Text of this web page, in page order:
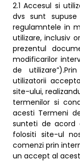
2.1 Accesul si
dvs sunt
regulamntele in
utilizare, inclusiv
prezentul
modificarilor
de
utilizatorii
site-ului,
termenilor si
acesti Termeni
sunteti de acord
folositi site-ul
comenzi prin
un accept al